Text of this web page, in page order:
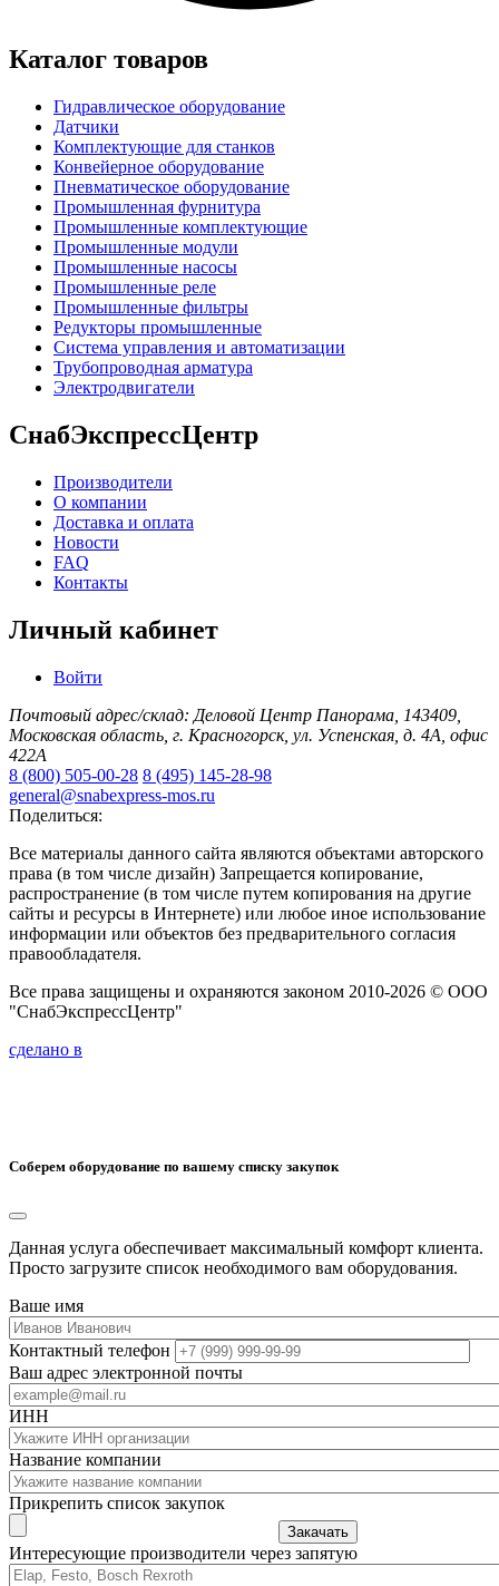
Каталог товаров
Гидравлическое оборудование
Датчики
Комплектующие для станков
Конвейерное оборудование
Пневматическое оборудование
Промышленная фурнитура
Промышленные комплектующие
Промышленные модули
Промышленные насосы
Промышленные реле
Промышленные фильтры
Редукторы промышленные
Система управления и автоматизации
Трубопроводная арматура
Электродвигатели
СнабЭкспрессЦентр
Производители
О компании
Доставка и оплата
Новости
FAQ
Контакты
Личный кабинет
Войти
Почтовый адрес/склад: Деловой Центр Панорама, 143409,
Московская область, г. Красногорск, ул. Успенская, д. 4А, офис
422А
8 (800) 505-00-28 8 (495) 145-28-98
general@snabexpress-mos.ru
Поделиться:
Все материалы данного сайта являются объектами авторского
права (в том числе дизайн) Запрещается копирование,
распространение (в том числе путем копирования на другие
сайты и ресурсы в Интернете) или любое иное использование
информации или объектов без предварительного согласия
правообладателя.
Все права защищены и охраняются законом 2010-2026 © ООО
"СнабЭкспрессЦентр"
сделано в
Соберем оборудование по вашему списку закупок
Данная услуга обеспечивает максимальный комфорт клиента.
Просто загрузите список необходимого вам оборудования.
Ваше имя
Контактный телефон
Ваш адрес электронной почты
ИНН
Название компании
Прикрепить список закупок
Закачать
Интересующие производители через запятую